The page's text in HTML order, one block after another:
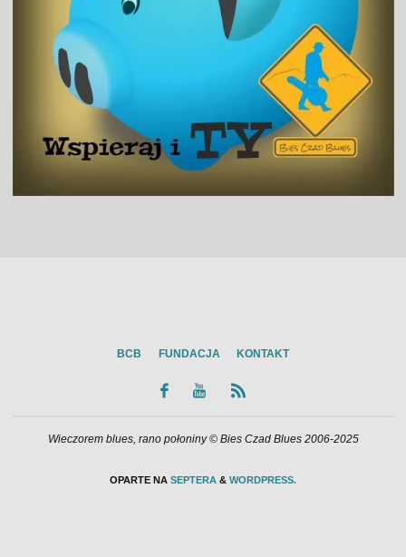
BCB FUNDACJA KONTAKT
Wieczorem blues, rano połoniny © Bies Czad Blues 2006-2025
OPARTE NA SEPTERA & WORDPRESS.